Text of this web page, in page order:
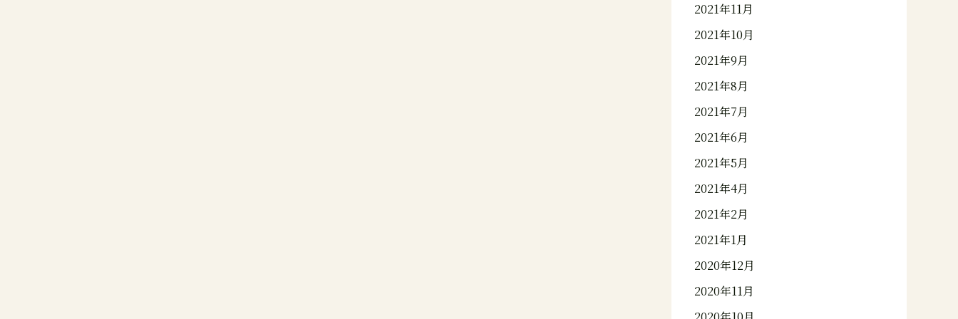
2021年11月
2021年10月
2021年9月
2021年8月
2021年7月
2021年6月
2021年5月
2021年4月
2021年2月
2021年1月
2020年12月
2020年11月